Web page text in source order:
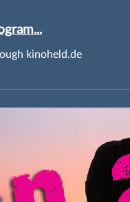
kinoheld.de